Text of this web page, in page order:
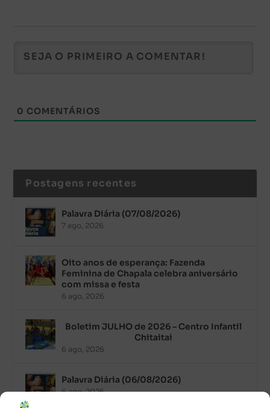
0 COMENTÁRIOS
Postagens recentes
Palavra Diária (07/08/2026)
7 ago, 2026
Oito anos de esperança: Fazenda
Feminina de Chapala celebra aniversário
com missa e festa
6 ago, 2026
Boletim JULHO de 2026 – Centro Infantil
Chitaitai
6 ago, 2026
Palavra Diária (06/08/2026)
6 ago, 2026